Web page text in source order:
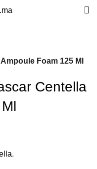
Foam 125 Ml
Centella